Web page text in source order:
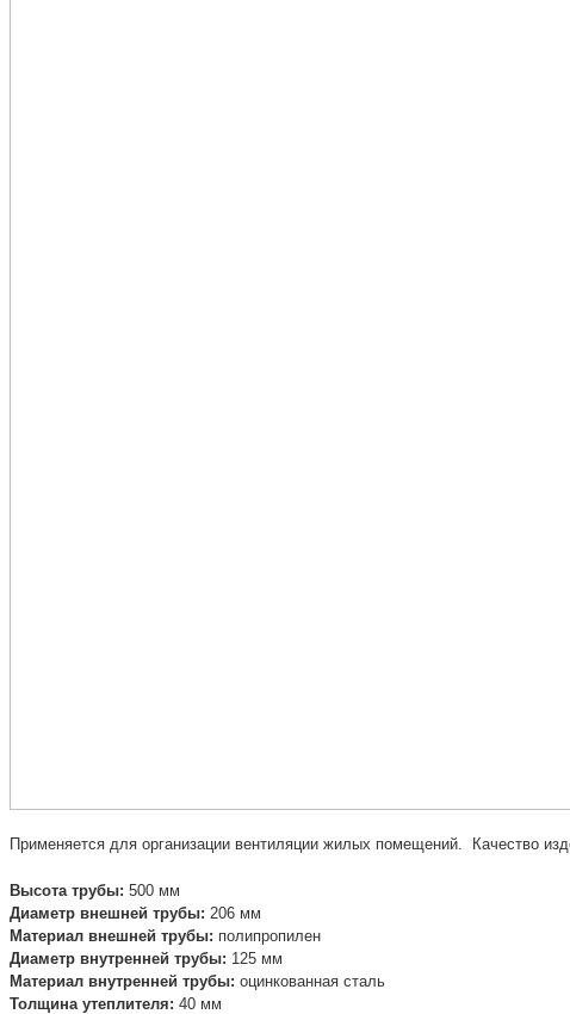
Применяется для организации вентиляции жилых помещений. Качество
Высота трубы: 500 мм
Диаметр внешней трубы: 206 мм
Материал внешней трубы: полипропилен
Диаметр внутренней трубы: 125 мм
Материал внутренней трубы: оцинкованная сталь
Толщина утеплителя: 40 мм